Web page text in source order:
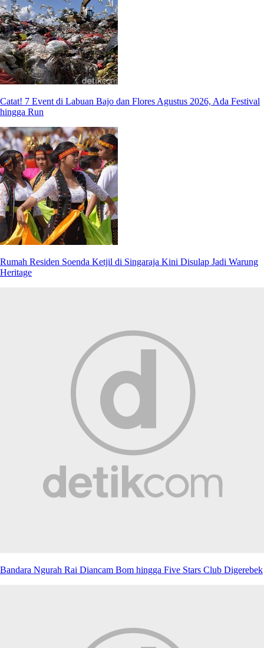
Catat! 7 Event di Labuan Bajo dan Flores Agustus 2026, Ada Festival
hingga Run
Rumah Residen Soenda Ketjil di Singaraja Kini Disulap Jadi Warung
Heritage
Bandara Ngurah Rai Diancam Bom hingga Five Stars Club Digerebek